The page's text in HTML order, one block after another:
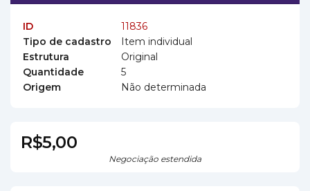
ID
11836
Tipo de cadastro
Item individual
Estrutura
Original
Quantidade
5
Origem
Não determinada
R$5,00
Negociação estendida